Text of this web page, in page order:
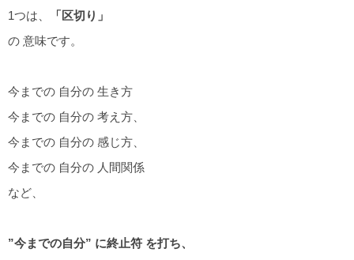
1つは、
「区切り」
の 意味です。
今までの 自分の 生き方
今までの 自分の 考え方、
今までの 自分の 感じ方、
今までの 自分の 人間関係
など、
”今までの自分” に終止符 を打ち、